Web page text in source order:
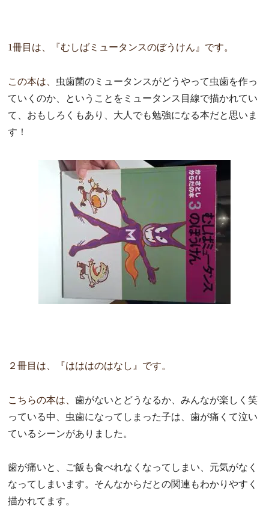
1冊目は、『むしばミュータンスのぼうけん』です。
この本は、 虫歯菌のミュータンスがどうやって虫歯を作っ
ていくのか、 ということをミュータンス目線で描かれてい
て、 おもしろくもあり、大人でも勉強になる本だと思いま
す！
２冊目は、『はははのはなし』です。
こちらの本は、歯がないとどうなるか、みんなが楽しく笑
っている中、 虫歯になってしまった子は、歯が痛くて泣い
ているシーンがありました。
歯が痛いと、ご飯も食べれなくなってしまい、 元気がなく
なってしまいます。 そんなからだとの関連もわかりやすく
描かれてます。